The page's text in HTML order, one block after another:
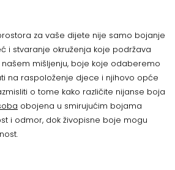
za vaše dijete nije samo bojanje
i stvaranje okruženja koje podržava
našem mišljenju, boje koje odaberemo
na raspoloženje djece i njihovo opće
o tome kako različite nijanse boja
obojena u smirujućim bojama
i odmor, dok živopisne boje mogu